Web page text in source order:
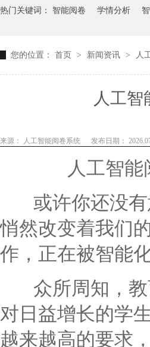
热门关键词： 智能阅卷 学情分析
您的位置： 首页 > 新闻资讯 > 人
人工
来源： 人工智能阅卷系统 发布日期：
人工智
或许你还没有
悄然改变着我们
作，正在被智能
众所周知，教
对日益增长的学
越来越高的要求